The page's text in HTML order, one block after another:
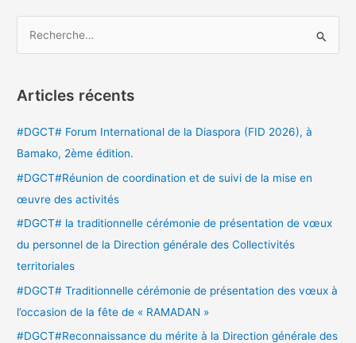
h
r
:
Articles récents
#DGCT# Forum International de la Diaspora (FID 2026), à
Bamako, 2ème édition.
#DGCT#Réunion de coordination et de suivi de la mise en
œuvre des activités
#DGCT# la traditionnelle cérémonie de présentation de vœux
du personnel de la Direction générale des Collectivités
territoriales
#DGCT# Traditionnelle cérémonie de présentation des vœux à
l’occasion de la fête de « RAMADAN »
#DGCT#Reconnaissance du mérite à la Direction générale des